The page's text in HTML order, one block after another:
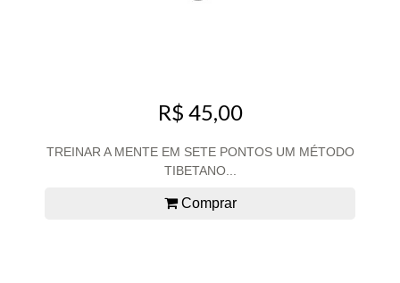
R$ 45,00
TREINAR A MENTE EM SETE PONTOS UM MÉTODO
TIBETANO...
Comprar